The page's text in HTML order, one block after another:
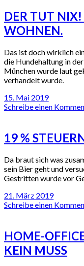
DER TUT
WOHNEN.
Das ist doch wirklich
die Hundehaltung in
München wurde laut
verhandelt wurde.
15. Mai 2019
Schreibe einen
19 %
Da braut sich was
sein Bier geht und
Gestritten wurde vor
21. März 2019
Schreibe einen
HOME-
KEIN MUSS